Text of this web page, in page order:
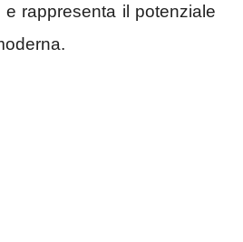
rappresenta il potenziale